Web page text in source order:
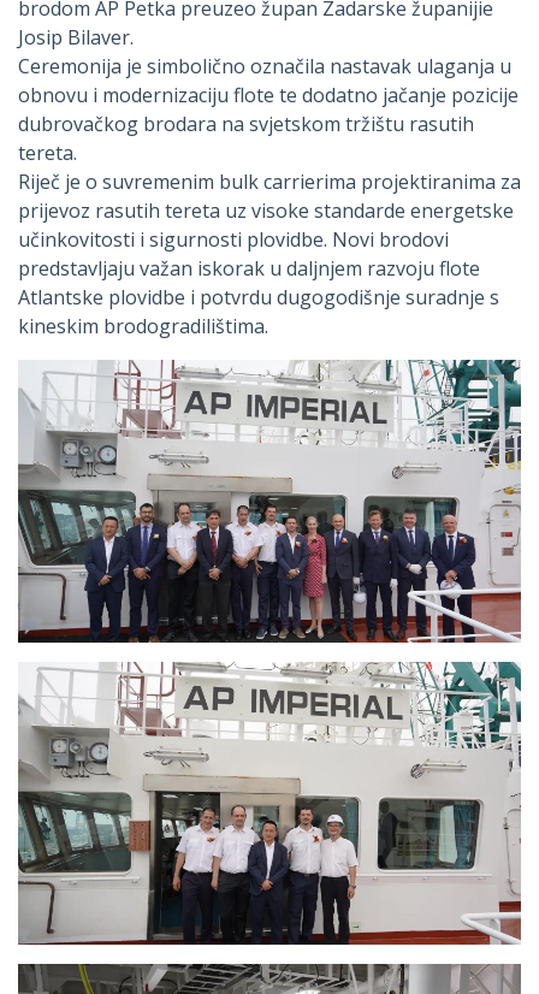
brodom AP Petka preuzeo župan Zadarske županijie
Josip Bilaver.
Ceremonija je simbolično označila nastavak ulaganja u
obnovu i modernizaciju flote te dodatno jačanje pozicije
dubrovačkog brodara na svjetskom tržištu rasutih
tereta.
Riječ je o suvremenim bulk carrierima projektiranima za
prijevoz rasutih tereta uz visoke standarde energetske
učinkovitosti i sigurnosti plovidbe. Novi brodovi
predstavljaju važan iskorak u daljnjem razvoju flote
Atlantske plovidbe i potvrdu dugogodišnje suradnje s
kineskim brodogradilištima.